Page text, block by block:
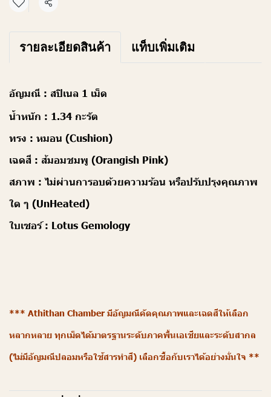
แชร์
รายละเอียดสินค้า แท็บเพิ่มเติม
อัญมณี : สปิเนล 1 เม็ด
น้ำหนัก : 1.34 กะรัต
ทรง : หมอน (Cushion)
เฉดสี : ส้มอมชมพู (Orangish Pink)
สภาพ : ไม่ผ่านการอบด้วยความร้อน หรือปรับปรุงคุณภาพ
ใด ๆ (UnHeated)
ใบเซอร์ : Lotus Gemology
*** Athithan Chamber มีอัญมณีคัดคุณภาพและเฉดสีให้เลือก
หลากหลาย ทุกเม็ดได้มาตรฐานระดับภาคพื้นเอเชียและระดับสากล
(ไม่มีอัญมณีปลอมหรือใช้สารทำสี) เลือกซื้อกับเราได้อย่างมั่นใจ **